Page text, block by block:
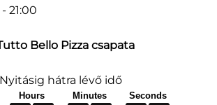
21:00
Bello Pizza csapata
Nyitásig hátra lévő idő